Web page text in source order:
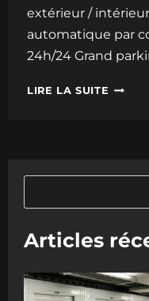
extérieur /
automatique par
24h/24 Grand
LIRE LA SUITE CLASSE
Articles